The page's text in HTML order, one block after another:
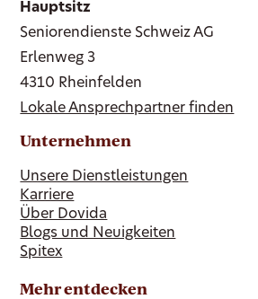
Hauptsitz
Seniorendienste Schweiz AG
Erlenweg 3
4310 Rheinfelden
Lokale Ansprechpartner finden
Unternehmen
Unsere Dienstleistungen
Karriere
Über Dovida
Blogs und Neuigkeiten
Spitex
Mehr entdecken